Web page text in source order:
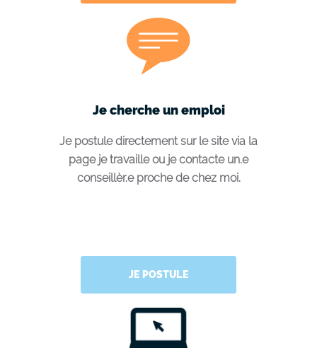
Je cherche un emploi
Je postule directement sur le site via la
page je travaille ou je contacte un.e
conseillèr.e proche de chez moi.
JE POSTULE